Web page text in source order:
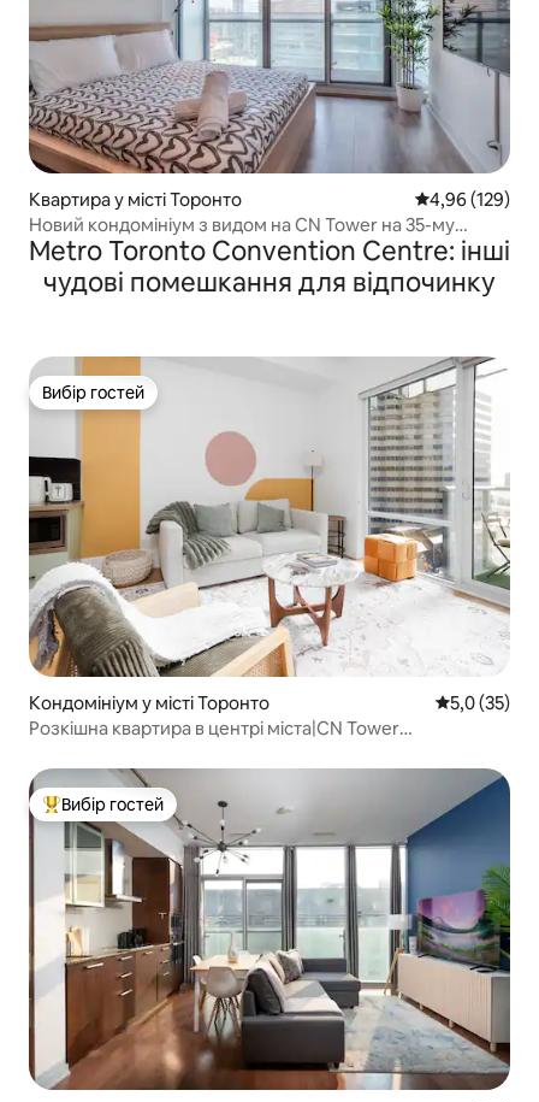
Квартира у місті Торонто Середня
4,96 (129)
Новий кондомініум з видом на CN Tower на 35-му
поверсі
Metro Toronto Convention Centre: інші
чудові помешкання для відпочинку
Вибір гостей
Вибір гостей
Кондомініум у місті Торонто Середня
5,0 (35)
Розкішна квартира в центрі міста|CN Tower
Топ вибір гостей
Вибір гостей